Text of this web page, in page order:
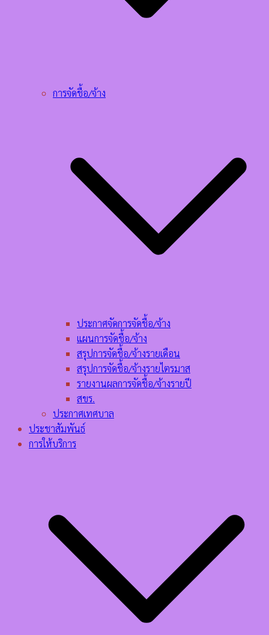
การจัดชื้อ/จ้าง
ประกาศจัดการจัดชื้อ/จ้าง
แผนการจัดชื้อ/จ้าง
สรุปการจัดชื้อ/จ้างรายเดือน
สรุปการจัดชื้อ/จ้างรายไตรมาส
รายงานผลการจัดชื้อ/จ้างรายปี
สขร.
ประกาศเทศบาล
ประชาสัมพันธ์
การให้บริการ